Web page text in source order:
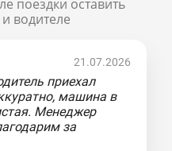
поездки оставить
водителе
21.07.2026
приехал
машина в
Менеджер
за